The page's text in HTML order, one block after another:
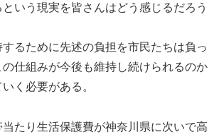
いう現実を皆さんはどう感じるだろう
るために先述の負担を市民たちは負っ
仕組みが今後も維持し続けられるのか
く必要がある。
たり生活保護費が神奈川県に次いで高